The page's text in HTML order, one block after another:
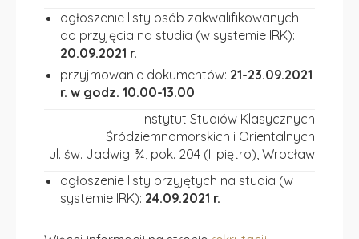
ogłoszenie listy osób zakwalifikowanych
do przyjęcia na studia (w systemie IRK):
20.09.2021 r.
przyjmowanie dokumentów: 21-23.09.2021
r. w godz. 10.00-13.00
Instytut Studiów Klasycznych
Śródziemnomorskich i Orientalnych
ul. św. Jadwigi ¾, pok. 204 (II piętro), Wrocław
ogłoszenie listy przyjętych na studia (w
systemie IRK): 24.09.2021 r.